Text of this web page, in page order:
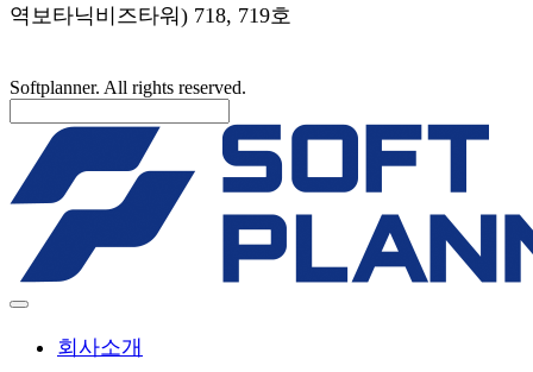
역보타닉비즈타워) 718, 719호
Softplanner. All rights reserved.
회사소개